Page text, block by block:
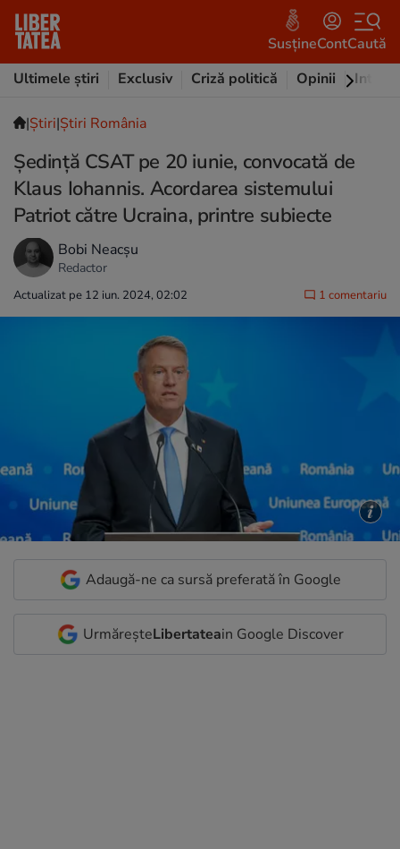
SusțineContCaută
Ultimele știri
Exclusiv Criză politică Opinii
|Ştiri|Știri România
Şedinţă CSAT pe 20 iunie, convocată de
Klaus Iohannis. Acordarea sistemului
Patriot către Ucraina, printre subiecte
Bobi Neacșu
Redactor
Actualizat pe 12 iun. 2024, 02:02 1 comentariu
Adaugă-ne ca sursă preferată în Google
UrmăreșteLibertateain Google Discover